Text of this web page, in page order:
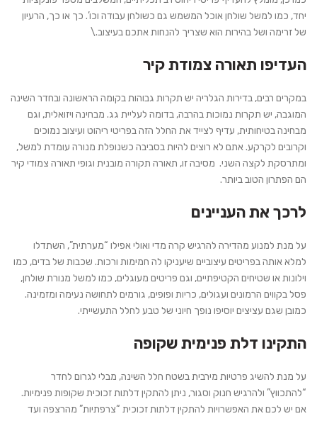
יחד, כמו למשל שולחן אוכל המשמש גם כשולחן עבודה וכו’. כך או כך, הרעיון
של זרימה ושל בהירות הוא שצריך להנחות אתכם בעיצוב.\
העדיפו תאורה צמודת קיר
במקרים רבים, בדירות הגלריה יש תקרות גבוהות בקומה הראשונה ובחדר השינה
המוגבה, יש תקרות נמוכות בהרבה, בדומה לעליית גג. מבחינה ויזואלית, וגם
מבחינה בטיחותית, עדיף לצייד את החלל הזה בפריטי ריהוט ועיצוב נמוכים
וקרובים לקרקע. אתם לא רוצים להיות בסביבה כשנופלת מנורה עומדת למשל,
ומתרסקת לקצה השני. מסיבה זו, תאורה תקורה מובנית וגופי תאורה צמודי קיר
הם הפתרון הטוב ביותר.
לרכך את העניינים
על מנת למנוע מהדירה להרגיש קרה מדי ואולי אפילו “מערתית”, השתדלו
למלא אותה בפריטים עיצוביים שיעניקו לה חמימות ורכות. שכבות של בדים, כמו
וילונות או שטיחים הקטיפתיים, וגם פריטים מעוגלים, כמו למשל מנורת שולחן,
פסל בקווים הרמונים ועגולים, כריות ופופים, גורמים לתחושה נעימה ומזמינה.
כמובן שגם עציצים יוסיפו נופך חיוני של טבע לחלל התעשייתי.
התקינו דלת פנימית שקופה
על מנת להשיג פרטיות מירבית בשטח חלל השינה, מבלי לגרום לחדר
“להתכווץ” ולהרגיש חנוק וסגור, ניתן להתקין דלתות זכוכית שקופות פנימיות.
אם יש לכם את האפשרויות להתקין דלתות זכוכית “צרפתיות” מהרצפה ועד